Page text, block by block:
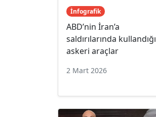
İnfografik
ABD’nin İran’a
saldırılarında kullandığı
askeri araçlar
2 Mart 2026